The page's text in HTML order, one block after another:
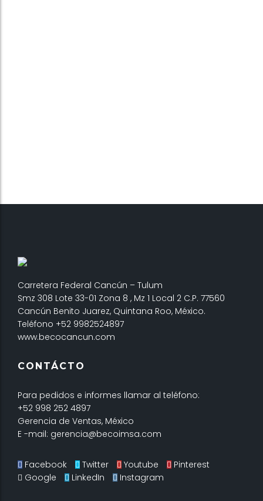
Carretera Federal Cancún – Tulum
Smz 308 Lote 33-01 Zona 8 , Mz 1 Local 2 C.P. 77560
Cancún Benito Juarez, Quintana Roo, México.
Teléfono +52 9982524897
www.becocancun.com
CONTÁCTO
Para pedidos e informes llamar al teléfono:
+52 998 252 4897
Gerencia de Ventas, México
E -mail: gerencia@becoimsa.com
Facebook Twitter Youtube
Pinterest
Google
LinkedIn Instagram